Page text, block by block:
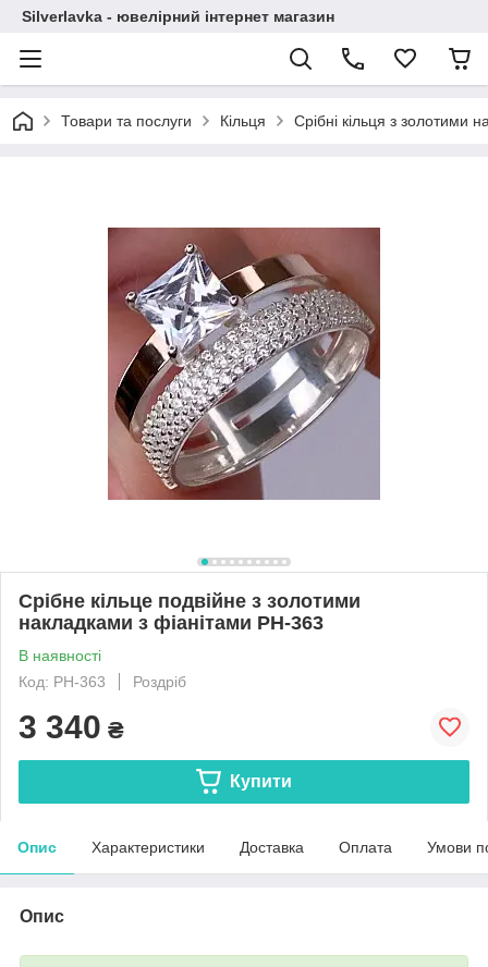
Silverlavka - ювелірний інтернет магазин
Товари та послуги Кільця Срібні кільця з золотими
Срібне кільце подвійне з золотими
накладками з фіанітами РН-363
В наявності
Код: РН-363
Роздріб
3 340 ₴
Купити
Опис Характеристики Доставка Оплата Умови
Опис